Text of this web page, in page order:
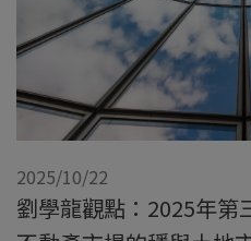
2025/10/22
劉學龍觀點：2025年第